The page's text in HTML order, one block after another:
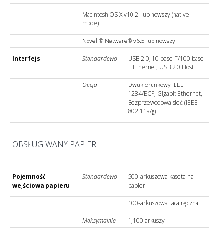
Macintosh OS X v10.2. lub nowszy (native
mode)
Novell® Netware® v6.5 lub nowszy
Interfejs Standardowo
USB 2.0, 10 base-T/100 base-
T Ethernet, USB 2.0 Host
Opcja
Dwukierunkowy IEEE
1284/ECP, Gigabit Ethernet,
Bezprzewodowa sieć (IEEE
802.11a/g)
OBSŁUGIWANY PAPIER
Pojemność
wejściowa papieru
Standardowo
500-arkuszowa kaseta na
papier
100-arkuszowa taca ręczna
Maksymalnie 1,100 arkuszy